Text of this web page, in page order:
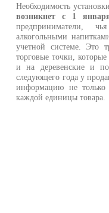
Необходимость
возникнет с 1
предприниматели,
алкогольными
учетной системе. Это
торговые точки,
и на деревенские и
следующего года у
информацию не
каждой единицы товара.